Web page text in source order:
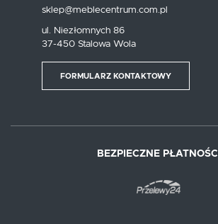
sklep@meblecentrum.com.pl
ul. Niezłomnych 86
37-450 Stalowa Wola
FORMULARZ KONTAKTOWY
BEZPIECZNE PŁATNOŚCI